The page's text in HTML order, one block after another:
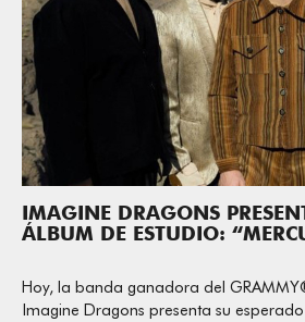
IMAGINE DRAGONS
ÁLBUM DE ESTUDIO:
Hoy, la banda ganadora del
Imagine Dragons presenta su